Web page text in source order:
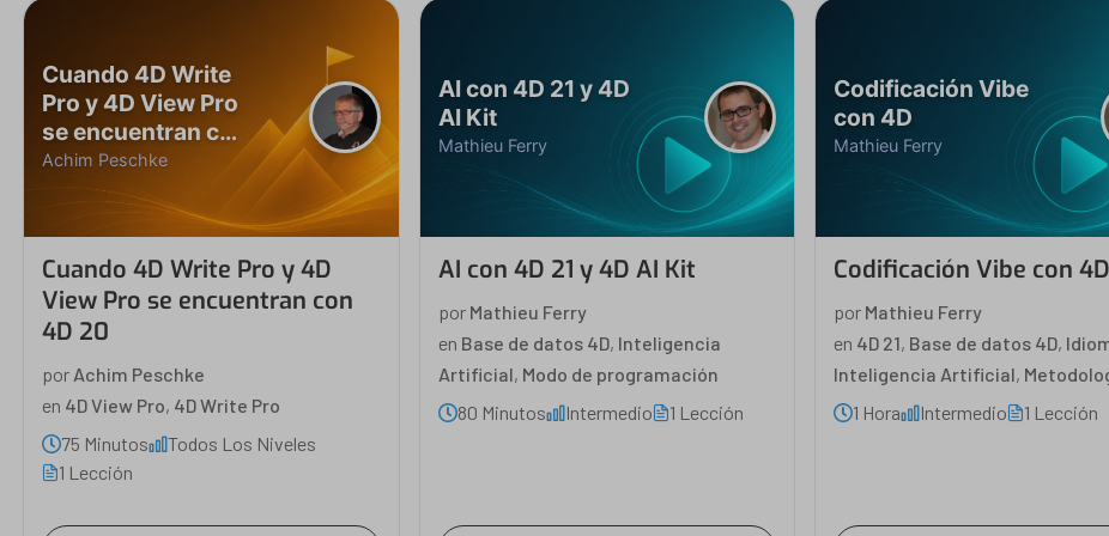
Cuando 4D Write
Pro y 4D View Pro
se encuentran con
4D 20
Achim Peschke
Cuando 4D Write Pro y 4D
View Pro se encuentran con
4D 20
por Achim Peschke
en 4D View Pro, 4D Write Pro
75 Minutos
Todos Los Niveles
1 Lección
AI con 4D 21 y 4D
AI Kit
Mathieu Ferry
AI con 4D 21 y 4D AI Kit
por Mathieu Ferry
en Base de datos 4D, Inteligencia
Artificial, Modo de programación
80 Minutos
Intermedio 1 Lección
Codificación Vibe
con 4D
Mathieu Ferry
Codificación Vibe con 4D
por Mathieu Ferry
en 4D 21, Base de datos 4D,
Inteligencia Artificial,
1 Hora
Intermedio 1 Lección